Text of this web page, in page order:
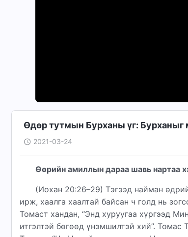
Өдөр тутмын Бурханы үг: Бурханыг
2021-03-24
Өөрийн амиллын дараа шавь нартаа
(Иохан 20:26–29) Тэгээд найман
ирж, хаалга хаалтай байсан ч голд нь
Томаст хандан, “Энд хуруугаа хүргээд
итгэлтэй бөгөөд үнэмшилтэй хий”. Томас